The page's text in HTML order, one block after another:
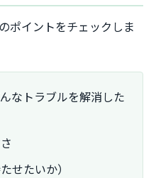
ポイントをチェックしま
なトラブルを解消した
せたいか）